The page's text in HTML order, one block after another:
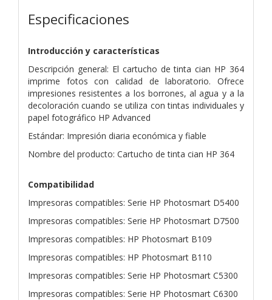
Especificaciones
Introducción y características
Descripción general: El cartucho de tinta cian HP 364
imprime fotos con calidad de laboratorio. Ofrece
impresiones resistentes a los borrones, al agua y a la
decoloración cuando se utiliza con tintas individuales y
papel fotográfico HP Advanced
Estándar: Impresión diaria económica y fiable
Nombre del producto: Cartucho de tinta cian HP 364
Compatibilidad
Impresoras compatibles: Serie HP Photosmart D5400
Impresoras compatibles: Serie HP Photosmart D7500
Impresoras compatibles: HP Photosmart B109
Impresoras compatibles: HP Photosmart B110
Impresoras compatibles: Serie HP Photosmart C5300
Impresoras compatibles: Serie HP Photosmart C6300